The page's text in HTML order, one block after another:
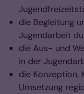
die Begleitung
Jugendarbeit
die Aus- und
in der
die Konzeption,
Umsetzung